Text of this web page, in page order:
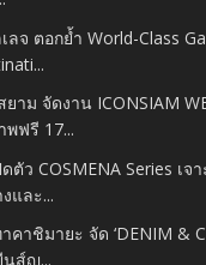
ลจ ตอกย้ำ World-Class
าม จัดงาน ICONSIAM
พฟรี 17...
ดตัว COSMENA Series เจ
และ...
คาชิมายะ จัด ‘DENIM &
นส์ญ...